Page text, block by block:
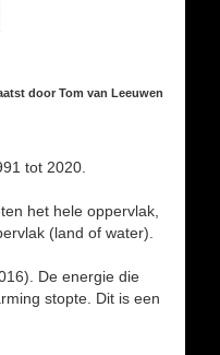
door Tom van Leeuwen
tot 2020.
het hele oppervlak,
(land of water).
De energie die
stopte. Dit is een